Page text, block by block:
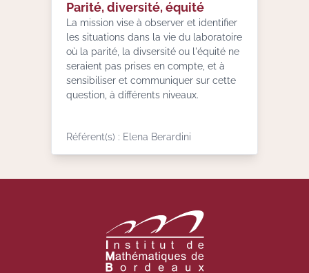
Parité, diversité, équité
La mission vise à observer et identifier
les situations dans la vie du laboratoire
où la parité, la divsersité ou l'équité ne
seraient pas prises en compte, et à
sensibiliser et communiquer sur cette
question, à différents niveaux.
Référent(s) : Elena Berardini